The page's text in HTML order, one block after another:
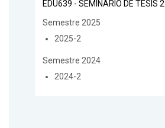
EDU639 - SEMINARIO DE TESIS 2
Semestre 2025
2025-2
Semestre 2024
2024-2